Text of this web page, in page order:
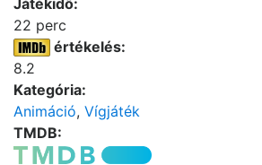
22 perc
értékelés:
8.2
Kategória:
Animáció, Vígjáték
TMDB: